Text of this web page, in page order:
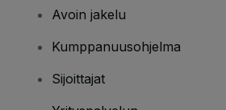
Avoin jakelu
Kumppanuusohjelma
Sijoittajat